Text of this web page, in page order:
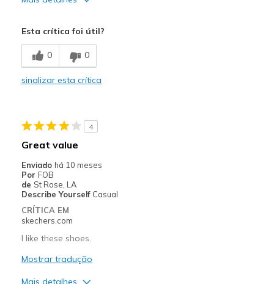
Width
Sizing
Feels full size too small
Esta crítica foi útil?
0 0
sinalizar esta crítica
4
Great value
Enviado há 10 meses
Por FOB
de St Rose, LA
Describe Yourself Casual
CRÍTICA EM
skechers.com
I like these shoes.
Mostrar tradução
Mais detalhes